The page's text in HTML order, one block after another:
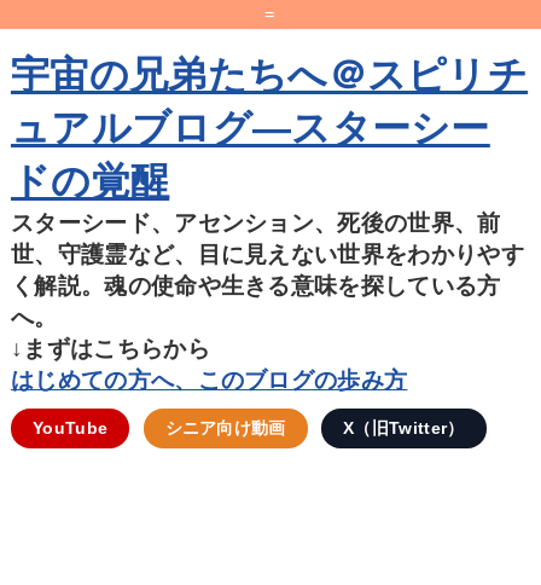
=
宇宙の兄弟たちへ＠スピリチ
ュアルブログ―スターシー
ドの覚醒
スターシード、アセンション、死後の世界、前
世、守護霊など、目に見えない世界をわかりやす
く解説。魂の使命や生きる意味を探している方
へ。
↓まずはこちらから
はじめての方へ、このブログの歩み方
YouTube シニア向け動画 X（旧Twitter）